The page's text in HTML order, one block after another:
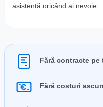
asistență oricând ai nevoie.
Fără contracte pe
Fără costuri